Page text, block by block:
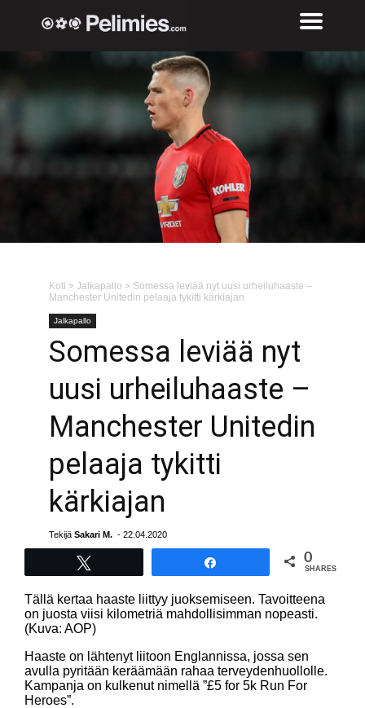
Koti > Jalkapallo > Somessa leviää nyt uusi urheiluhaaste –
Manchester Unitedin pelaaja tykitti kärkiajan
Jalkapallo
Somessa leviää nyt
uusi urheiluhaaste –
Manchester Unitedin
pelaaja tykitti
kärkiajan
Tekijä Sakari M. - 22.04.2020
0
SHARES
Tällä kertaa haaste liittyy juoksemiseen. Tavoitteena
on juosta viisi kilometriä mahdollisimman nopeasti.
(Kuva: AOP)
Haaste on lähtenyt liitoon Englannissa, jossa sen
avulla pyritään keräämään rahaa terveydenhuollolle.
Kampanja on kulkenut nimellä ”£5 for 5k Run For
Heroes”.